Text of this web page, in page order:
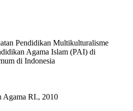
Pendidikan Multikulturalisme
Agama Islam (PAI) di
di Indonesia
Agama RI., 2010